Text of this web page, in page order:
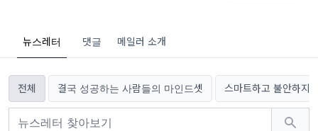
뉴스레터 댓글 메일러 소개
전체 결국 성공하는 사람들의 마인드셋 스마트하고 불안하지